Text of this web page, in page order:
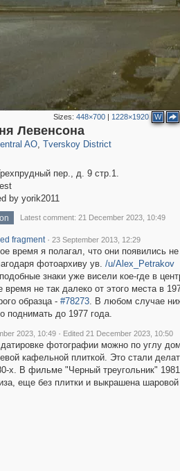
Sizes:448×700 | 1228×1920 W
Левенсона
AO
5,916
, Tverskoy District
53,034 2,283
пер., д. 9 стр.1.
by yorik2011
Latest comment: 21 December 2023, 10:49
fragment · 23 September 2013, 12:29
время я полагал, что они появились
фотоархиву ув. /u/Alex_Petrakov
знаки уже висели кое-где в
время не так далеко от этого места в
образца - #78273. В любом случае
поднимать до 1977 года.
2023, 10:49 · Edited 21 December 2023, 10:50
фотографии можно по углу
кафельной плиткой. Это стали
х. В фильме "Черный треугольник"
еще без плитки и выкрашена